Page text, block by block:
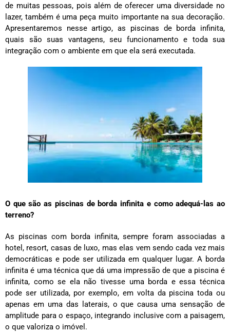
de muitas pessoas, pois além de oferecer uma diversidade no
lazer, também é uma peça muito importante na sua decoração.
Apresentaremos nesse artigo, as piscinas de borda infinita,
quais são suas vantagens, seu funcionamento e toda sua
integração com o ambiente em que ela será executada.
O que são as piscinas de borda infinita e como adequá-las ao
terreno?
As piscinas com borda infinita, sempre foram associadas a
hotel, resort, casas de luxo, mas elas vem sendo cada vez mais
democráticas e pode ser utilizada em qualquer lugar. A borda
infinita é uma técnica que dá uma impressão de que a piscina é
infinita, como se ela não tivesse uma borda e essa técnica
pode ser utilizada, por exemplo, em volta da piscina toda ou
apenas em uma das laterais, o que causa uma sensação de
amplitude para o espaço, integrando inclusive com a paisagem,
o que valoriza o imóvel.